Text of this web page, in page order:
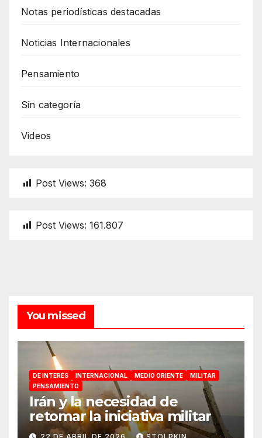
Notas periodísticas destacadas
Noticias Internacionales
Pensamiento
Sin categoría
Videos
Post Views: 368
Post Views: 161.807
You missed
DE INTERÉS INTERNACIONAL MEDIO ORIENTE
MILITAR
PENSAMIENTO
Irán y la necesidad de
retomar la iniciativa militar